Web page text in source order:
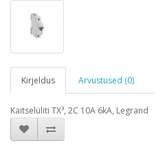
Kirjeldus Arvustused (0)
Kaitselüliti TX³, 2C 10A 6kA, Legrand